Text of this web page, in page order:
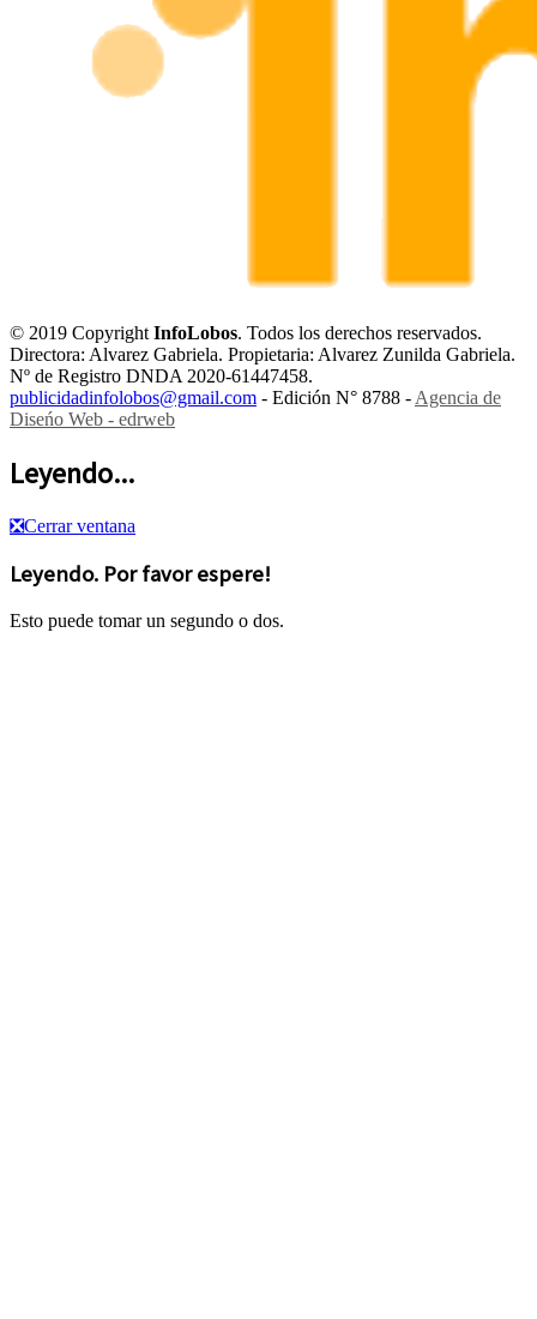
© 2019 CopyrightInfoLobos. Todos los derechos reservados.
Directora: Alvarez Gabriela. Propietaria: Alvarez Zunilda Gabriela.
Nº de Registro DNDA 2020-61447458.
publicidadinfolobos@gmail.com - Edición N° 8788 -Agencia de
Diseńo Web - edrweb
Leyendo...
❎Cerrar ventana
Leyendo. Por favor espere!
Esto puede tomar un segundo o dos.